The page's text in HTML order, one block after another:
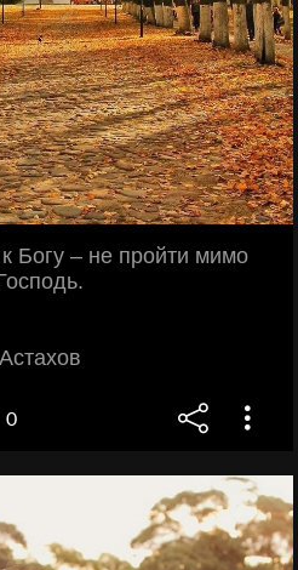
Богу – не пройти мимо
0